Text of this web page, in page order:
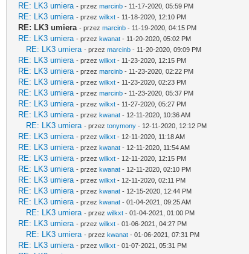
RE: LK3 umiera - przez marcinb - 11-17-2020, 05:59 PM
RE: LK3 umiera - przez wilkxt - 11-18-2020, 12:10 PM
RE: LK3 umiera - przez marcinb - 11-19-2020, 04:15 PM
RE: LK3 umiera - przez kwanat - 11-20-2020, 05:02 PM
RE: LK3 umiera - przez marcinb - 11-20-2020, 09:09 PM
RE: LK3 umiera - przez wilkxt - 11-23-2020, 12:15 PM
RE: LK3 umiera - przez marcinb - 11-23-2020, 02:22 PM
RE: LK3 umiera - przez wilkxt - 11-23-2020, 02:23 PM
RE: LK3 umiera - przez marcinb - 11-23-2020, 05:37 PM
RE: LK3 umiera - przez wilkxt - 11-27-2020, 05:27 PM
RE: LK3 umiera - przez kwanat - 12-11-2020, 10:36 AM
RE: LK3 umiera - przez tonymony - 12-11-2020, 12:12 PM
RE: LK3 umiera - przez wilkxt - 12-11-2020, 11:18 AM
RE: LK3 umiera - przez kwanat - 12-11-2020, 11:54 AM
RE: LK3 umiera - przez wilkxt - 12-11-2020, 12:15 PM
RE: LK3 umiera - przez kwanat - 12-11-2020, 02:10 PM
RE: LK3 umiera - przez wilkxt - 12-11-2020, 02:11 PM
RE: LK3 umiera - przez kwanat - 12-15-2020, 12:44 PM
RE: LK3 umiera - przez kwanat - 01-04-2021, 09:25 AM
RE: LK3 umiera - przez wilkxt - 01-04-2021, 01:00 PM
RE: LK3 umiera - przez wilkxt - 01-06-2021, 04:27 PM
RE: LK3 umiera - przez kwanat - 01-06-2021, 07:31 PM
RE: LK3 umiera - przez wilkxt - 01-07-2021, 05:31 PM